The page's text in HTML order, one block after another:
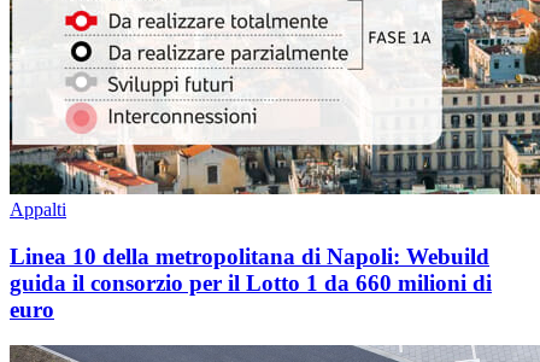
Appalti
Linea 10 della metropolitana di Napoli: Webuild
guida il consorzio per il Lotto 1 da 660 milioni di
euro